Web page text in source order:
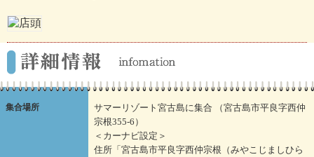
集合場所
サマーリゾート宮古島に集合 （宮古島市平良字西仲
宗根355-6）
＜カーナビ設定＞
住所「宮古島市平良字西仲宗根（みやこじましひら